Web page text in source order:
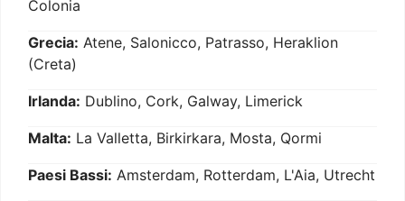
Colonia
Grecia: Atene, Salonicco, Patrasso, Heraklion
(Creta)
Irlanda: Dublino, Cork, Galway, Limerick
Malta: La Valletta, Birkirkara, Mosta, Qormi
Paesi Bassi: Amsterdam, Rotterdam, L'Aia, Utrecht